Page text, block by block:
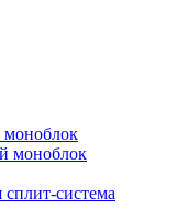
моноблок
моноблок
система